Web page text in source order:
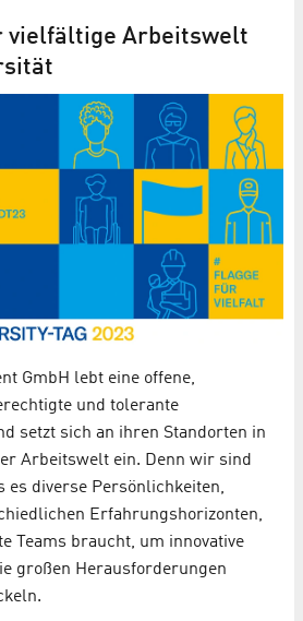
vielfältige Arbeitswelt
GmbH lebt eine offene,
und tolerante
setzt sich an ihren Standorten in
Arbeitswelt ein. Denn wir sind
es diverse Persönlichkeiten,
Erfahrungshorizonten,
Teams braucht, um innovative
großen Herausforderungen